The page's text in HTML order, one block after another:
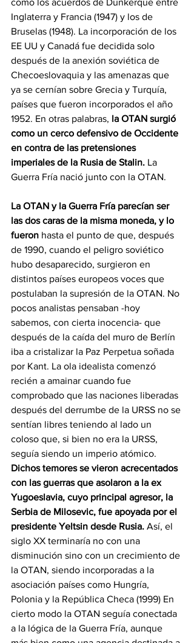
Inglaterra y Francia (1947) y los de
Bruselas (1948). La incorporación de los
EE UU y Canadá fue decidida solo
después de la anexión soviética de
Checoeslovaquia y las amenazas que
ya se cernían sobre Grecia y Turquía,
países que fueron incorporados el año
1952. En otras palabras, la OTAN surgió
como un cerco defensivo de Occidente
en contra de las pretensiones
imperiales de la Rusia de Stalin. La
Guerra Fría nació junto con la OTAN.
La OTAN y la Guerra Fría parecían ser
las dos caras de la misma moneda, y lo
fueron hasta el punto de que, después
de 1990, cuando el peligro soviético
hubo desaparecido, surgieron en
distintos países europeos voces que
postulaban la supresión de la OTAN. No
pocos analistas pensaban -hoy
sabemos, con cierta inocencia- que
después de la caída del muro de Berlín
iba a cristalizar la Paz Perpetua soñada
por Kant. La ola idealista comenzó
recién a amainar cuando fue
comprobado que las naciones liberadas
después del derrumbe de la URSS no se
sentían libres teniendo al lado un
coloso que, si bien no era la URSS,
seguía siendo un imperio atómico.
Dichos temores se vieron acrecentados
con las guerras que asolaron a la ex
Yugoeslavia, cuyo principal agresor, la
Serbia de Milosevic, fue apoyada por el
presidente Yeltsin desde Rusia. Así, el
siglo XX terminaría no con una
disminución sino con un crecimiento de
la OTAN, siendo incorporadas a la
asociación países como Hungría,
Polonia y la República Checa (1999) En
cierto modo la OTAN seguía conectada
a la lógica de la Guerra Fría, aunque